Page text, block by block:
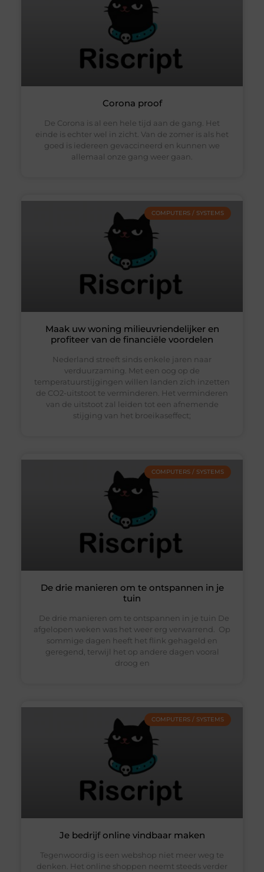
Corona proof
De Corona is al een hele tijd aan de gang. Het
einde is echter wel in zicht. Van de zomer is als het
goed is iedereen gevaccineerd en kunnen we
allemaal onze gang weer gaan.
COMPUTERS / SYSTEMS
Maak uw woning milieuvriendelijker en
profiteer van de financiële voordelen
Nederland streeft sinds enkele jaren naar
verduurzaming. Met een oog op de
temperatuurstijgingen willen landen zich inzetten
de CO2-uitstoot te verminderen. Het verminderen
van de uitstoot zal leiden tot een afnemende
stijging van het broeikaseffect;
COMPUTERS / SYSTEMS
De drie manieren om te ontspannen in je
tuin
De drie manieren om te ontspannen in je tuin De
afgelopen weken was het weer erg verwarrend. Op
sommige dagen heeft het flink gehageld en
geregend, terwijl het op andere dagen vooral
droog en
COMPUTERS / SYSTEMS
Je bedrijf online vindbaar maken
Tegenwoordig is een webshop niet meer weg te
denken. Het online shoppen neemt steeds verder